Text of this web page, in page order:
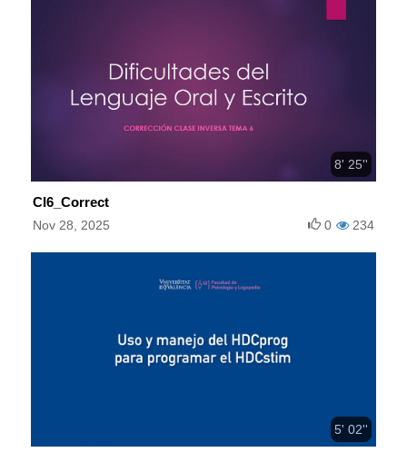
8' 25''
CI6_Correct
Nov 28, 2025 234
0
5' 02''